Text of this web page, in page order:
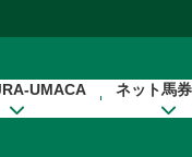
UMACA ネット馬